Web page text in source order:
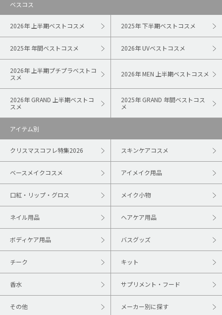
ベスコス
2026年 上半期ベストコスメ 2025年 下半期ベストコスメ
2025年 年間ベストコスメ 2026年 UVベストコスメ
2026年 上半期プチプラベストコ
スメ
2026年 MEN 上半期ベストコスメ
2026年 GRAND 上半期ベストコ
スメ
2025年 GRAND 年間ベストコス
メ
アイテム別
クリスマスコフレ特集2026 スキンケアコスメ
ベースメイクコスメ アイメイク用品
口紅・リップ・グロス メイク小物
ネイル用品 ヘアケア用品
ボディケア用品 バスグッズ
チーク キット
香水 サプリメント・フード
その他 メーカー別に探す